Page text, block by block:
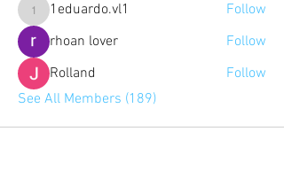
1eduardo.vl1
1eduardo.vl1
Follow
rhoan lover
Follow
Rolland
Follow
See All Members (189)